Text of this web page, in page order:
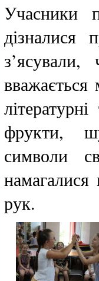
Учасники
дізналися
вважається
фрукти,
символи
намагалися
рук.